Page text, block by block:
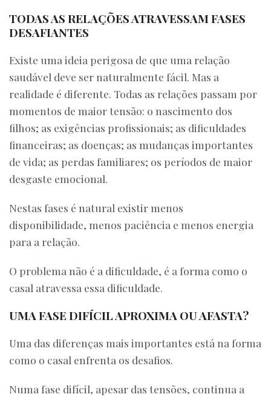
TODAS AS RELAÇÕES ATRAVESSAM FASES
DESAFIANTES
Existe uma ideia perigosa de que uma relação
saudável deve ser naturalmente fácil. Mas a
realidade é diferente. Todas as relações passam por
momentos de maior tensão: o nascimento dos
filhos; as exigências profissionais; as dificuldades
financeiras; as doenças; as mudanças importantes
de vida; as perdas familiares; os períodos de maior
desgaste emocional.
Nestas fases é natural existir menos
disponibilidade, menos paciência e menos energia
para a relação.
O problema não é a dificuldade, é a forma como o
casal atravessa essa dificuldade.
UMA FASE DIFÍCIL APROXIMA OU AFASTA?
Uma das diferenças mais importantes está na forma
como o casal enfrenta os desafios.
Numa fase difícil, apesar das tensões, continua a